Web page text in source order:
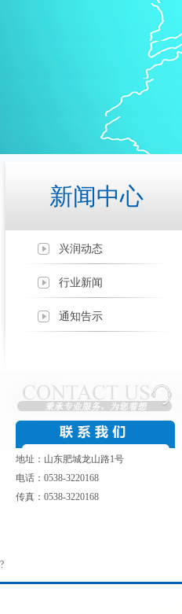
新闻中心
兴润动态
行业新闻
通知告示
地址：山东肥城龙山路1号
电话：0538-3220168
传真：0538-3220168
?